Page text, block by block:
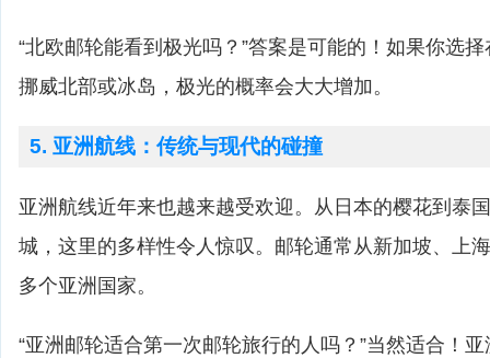
“北欧邮轮能看到极光吗？”答案是可能的！如果你选
挪威北部或冰岛，极光的概率会大大增加。
5. 亚洲航线：传统与现代的碰撞
亚洲航线近年来也越来越受欢迎。从日本的樱花到泰
城，这里的多样性令人惊叹。邮轮通常从新加坡、上
多个亚洲国家。
“亚洲邮轮适合第一次邮轮旅行的人吗？”当然适合！